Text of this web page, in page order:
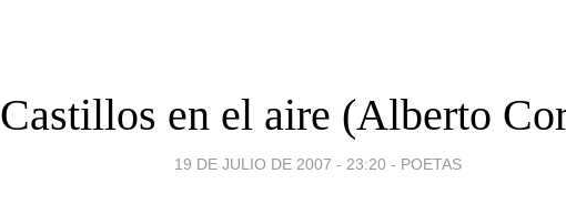
Castillos en el aire (Alberto
19 DE JULIO DE 2007 - 23:20 - POETAS